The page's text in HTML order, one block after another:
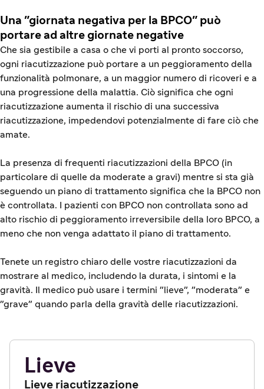
Una "giornata negativa per la BPCO" può
portare ad altre giornate negative
Che sia gestibile a casa o che vi porti al pronto soccorso,
ogni riacutizzazione può portare a un peggioramento della
funzionalità polmonare, a un maggior numero di ricoveri e a
una progressione della malattia. Ciò significa che ogni
riacutizzazione aumenta il rischio di una successiva
riacutizzazione, impedendovi potenzialmente di fare ciò che
amate.
La presenza di frequenti riacutizzazioni della BPCO (in
particolare di quelle da moderate a gravi) mentre si sta già
seguendo un piano di trattamento significa che la BPCO non
è controllata. I pazienti con BPCO non controllata sono ad
alto rischio di peggioramento irreversibile della loro BPCO, a
meno che non venga adattato il piano di trattamento.
Tenete un registro chiaro delle vostre riacutizzazioni da
mostrare al medico, includendo la durata, i sintomi e la
gravità. Il medico può usare i termini "lieve", "moderata" e
"grave" quando parla della gravità delle riacutizzazioni.
Lieve
Lieve riacutizzazione